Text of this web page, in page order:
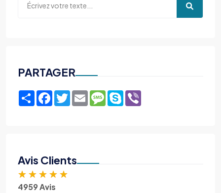
PARTAGER
ShareFacebook
TwitterEmailMessage
Skype
Avis Clients
★ ★ ★ ★ ★
4959 Avis